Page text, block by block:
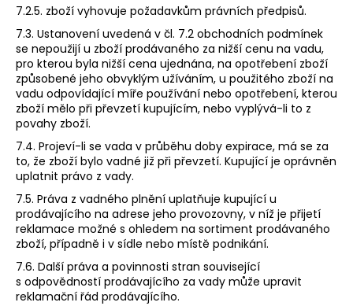
7.2.5. zboží vyhovuje požadavkům právních předpisů.
7.3. Ustanovení uvedená v čl. 7.2 obchodních podmínek
se nepoužijí u zboží prodávaného za nižší cenu na vadu,
pro kterou byla nižší cena ujednána, na opotřebení zboží
způsobené jeho obvyklým užíváním, u použitého zboží na
vadu odpovídající míře používání nebo opotřebení, kterou
zboží mělo při převzetí kupujícím, nebo vyplývá-li to z
povahy zboží.
7.4. Projeví-li se vada v průběhu doby expirace, má se za
to, že zboží bylo vadné již při převzetí. Kupující je oprávněn
uplatnit právo z vady.
7.5. Práva z vadného plnění uplatňuje kupující u
prodávajícího na adrese jeho provozovny, v níž je přijetí
reklamace možné s ohledem na sortiment prodávaného
zboží, případně i v sídle nebo místě podnikání.
7.6. Další práva a povinnosti stran související
s odpovědností prodávajícího za vady může upravit
reklamační řád prodávajícího.